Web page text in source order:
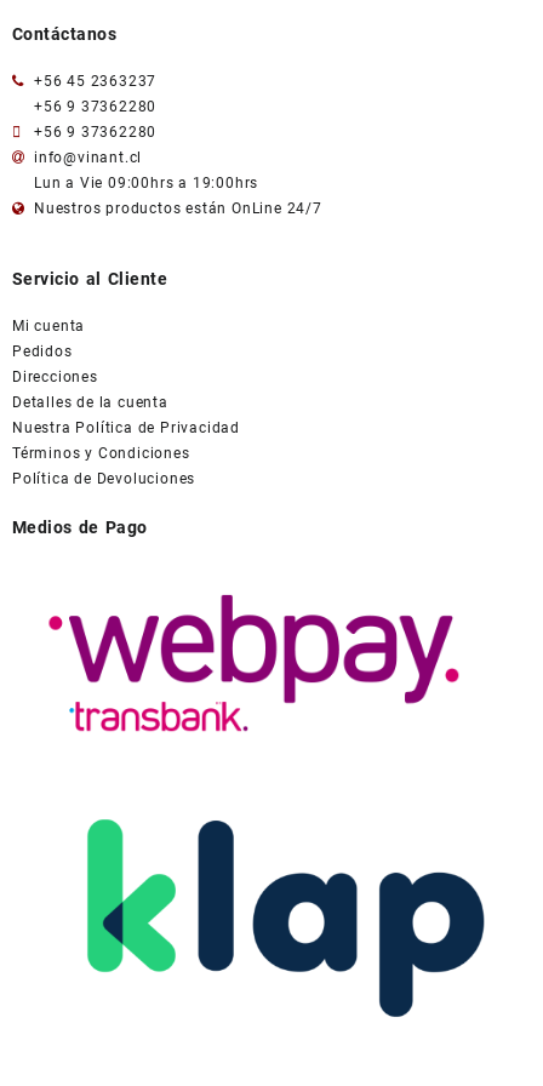
Contáctanos
+56 45 2363237
+56 9 37362280
+56 9 37362280
info@vinant.cl
Lun a Vie 09:00hrs a 19:00hrs
Nuestros productos están OnLine 24/7
Servicio al Cliente
Mi cuenta
Pedidos
Direcciones
Detalles de la cuenta
Nuestra Política de Privacidad
Términos y Condiciones
Política de Devoluciones
Medios de Pago